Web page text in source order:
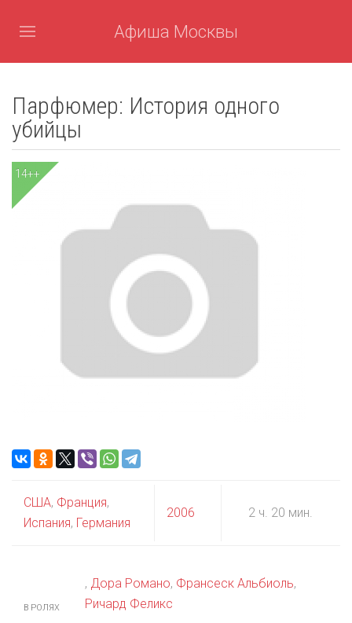
Афиша Москвы
Парфюмер: История одного
убийцы
14++
США, Франция,
Испания, Германия
2006 2 ч. 20 мин.
В РОЛЯХ
, Дора Романо, Франсеск Альбиоль,
Ричард Феликс